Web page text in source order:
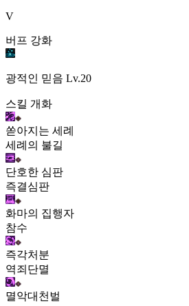
V
버프 강화
광적인 믿음 Lv.20
스킬 개화
쏟아지는 세례
세례의 불길
단호한 심판
즉결심판
화마의 집행자
참수
즉각처분
역죄단멸
멸악대천벌